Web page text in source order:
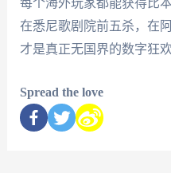
在悉尼歌剧院前五杀，在
才是真正无国界的数字狂欢
Spread the love